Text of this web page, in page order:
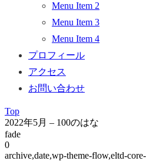
Menu Item 2
Menu Item 3
Menu Item 4
プロフィール
アクセス
お問い合わせ
Top
2022年5月 – 100のはな
fade
0
archive,date,wp-theme-flow,eltd-